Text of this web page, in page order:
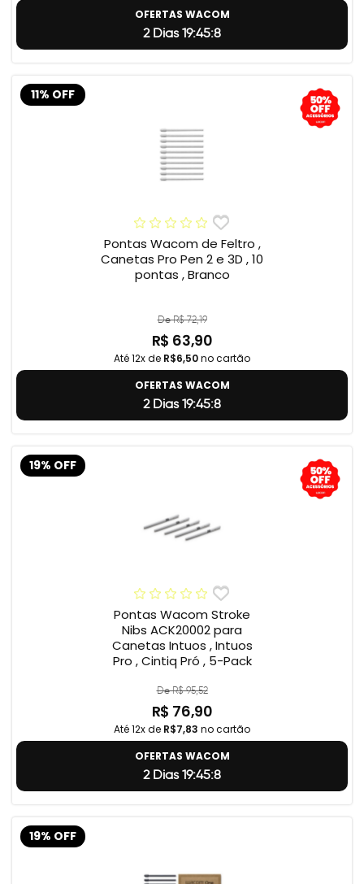
OFERTAS WACOM
2 Dias 19:45:7
11% OFF
Pontas Wacom de Feltro ,
Canetas Pro Pen 2 e 3D , 10
pontas , Branco
De R$ 72,19
R$ 63,90
Até 12x de R$6,50no cartão
OFERTAS WACOM
2 Dias 19:45:7
19% OFF
Pontas Wacom Stroke
Nibs ACK20002 para
Canetas Intuos , Intuos
Pro , Cintiq Pró , 5-Pack
De R$ 95,52
R$ 76,90
Até 12x de R$7,83 no cartão
OFERTAS WACOM
2 Dias 19:45:7
19% OFF